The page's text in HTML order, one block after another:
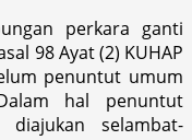
perkara ganti
98 Ayat (2) KUHAP
penuntut umum
hal penuntut
selambat-